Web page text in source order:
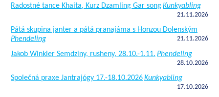
Radostné tance Khaita, Kurz Dzamling Gar songKunkyabling
21.11.2026
Pátá skupina janter a pátá pranajáma s Honzou Dolenským
Phendeling
21.11.2026
Jakob Winkler Semdziny, rusheny, 28.10.-1.11. Phendeling
28.10.2026
Společná praxe Jantrajógy 17.-18.10.2026Kunkyabling
17.10.2026